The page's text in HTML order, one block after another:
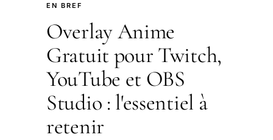
EN BREF
Overlay Anime
Gratuit pour Twitch,
YouTube et OBS
Studio : l'essentiel à
retenir